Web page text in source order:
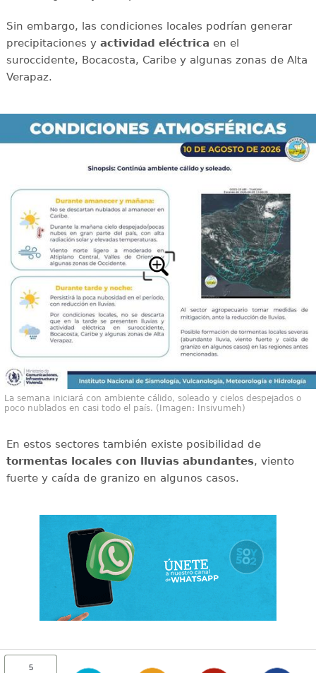
Sin embargo, las condiciones locales podrían generar
precipitaciones y actividad eléctrica en el
suroccidente, Bocacosta, Caribe y algunas zonas de Alta
Verapaz.
La semana iniciará con ambiente cálido, soleado y cielos despejados o
poco nublados en casi todo el país. (Imagen: Insivumeh)
En estos sectores también existe posibilidad de
tormentas locales con lluvias abundantes, viento
fuerte y caída de granizo en algunos casos.
5